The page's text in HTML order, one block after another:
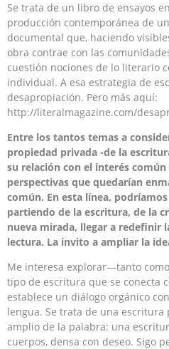
Se trata de un libro de ensayos
producción contemporánea de
documental que, haciendo
obra contrae con las
cuestión nociones de lo literario
individual. A esa estrategia de
desapropiación. Pero más aquí:
http://literalmagazine.com/
Entre los tantos temas a
propiedad privada -de la
su relación con el interés
perspectivas que quedarían
común. En esta línea,
partiendo de la escritura, de la
nueva mirada, llegar a redefinir
lectura. La invito a ampliar la
Me interesa explorar—tanto
tipo de escritura que se conecta
establece un diálogo orgánico
lengua. Se trata de una
amplio de la palabra: una
cuerpos, densa con deseo. Sigo